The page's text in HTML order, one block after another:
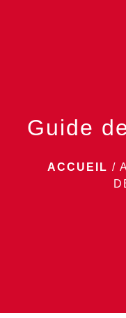
Guide
ACCUEIL /